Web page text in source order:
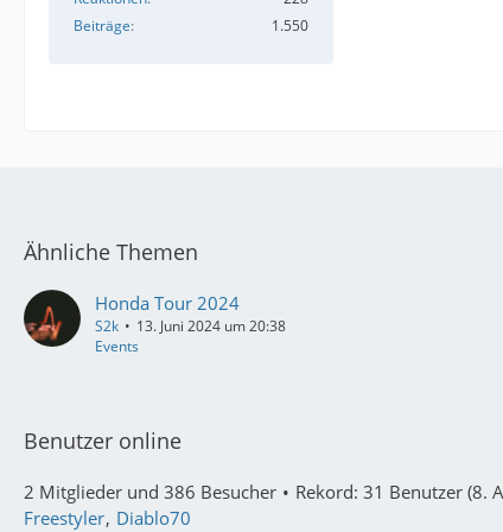
Beiträge
1.550
Ähnliche Themen
Honda Tour 2024
S2k
13. Juni 2024 um 20:38
Events
Benutzer online
2 Mitglieder und 386 Besucher Rekord: 31 Benutzer (8.
Freestyler Diablo70